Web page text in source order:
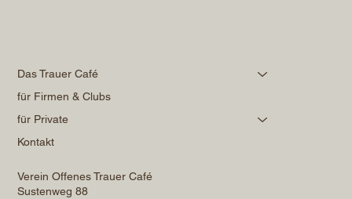
Das Trauer Café
für Firmen & Clubs
für Private
Kontakt
Verein Offenes Trauer Café
Sustenweg 88